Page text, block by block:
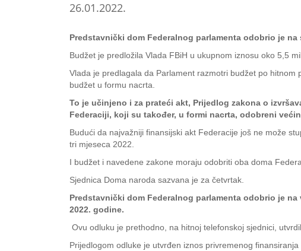
26.01.2022.
Predstavnički dom Federalnog parlamenta odobrio je
Budžet je predložila Vlada FBiH u ukupnom iznosu oko 5,5
Vlada je predlagala da Parlament razmotri budžet po
budžet u formu nacrta.
To je učinjeno i za prateći akt, Prijedlog zakona o
Federaciji, koji su također, u formi nacrta, odobreni
Budući da najvažniji finansijski akt Federacije još ne može
tri mjeseca 2022.
I budžet i navedene zakone moraju odobriti oba doma
Sjednica Doma naroda sazvana je za četvrtak.
Predstavnički dom Federalnog parlamenta odobrio je
2022. godine.
Ovu odluku je prethodno, na hitnoj telefonskoj sjednici,
Prijedlogom odluke je utvrđen iznos privremenog